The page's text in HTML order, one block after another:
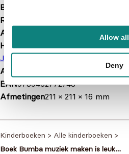
Allow all
Deny
Bindwijze
Releasedatum
Aantal pagina's
Hoofdauteur
Jan Maillard
Afbeelding
EAN9789462772748
Afmetingen211 × 211 × 16 mm
Kinderboeken > Alle kinderboeken >
Boek Bumba muziek maken is leuk